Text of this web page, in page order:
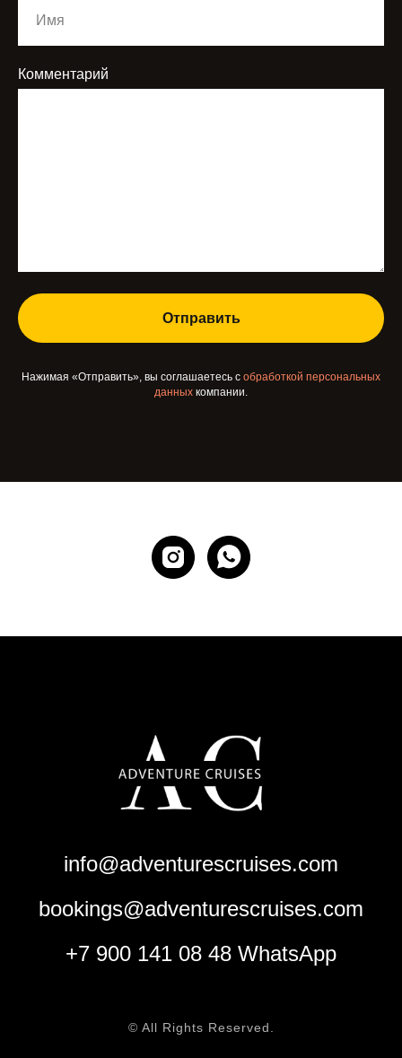
Комментарий
Отправить
Нажимая «Отправить», вы соглашаетесь с обработкой персональных
данных компании.
info@adventurescruises.com
bookings@adventurescruises.com
+7 900 141 08 48 WhatsApp
© All Rights Reserved.